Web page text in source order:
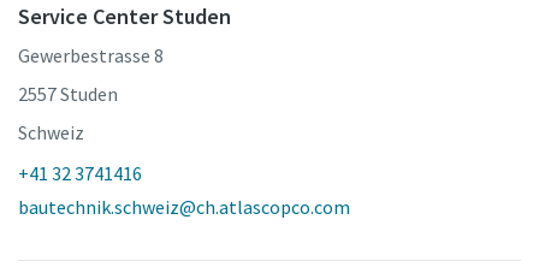
Service Center Studen
Gewerbestrasse 8
2557 Studen
Schweiz
+41 32 3741416
bautechnik.schweiz@ch.atlascopco.com